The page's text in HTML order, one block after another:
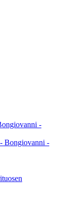
-
Bongiovanni -